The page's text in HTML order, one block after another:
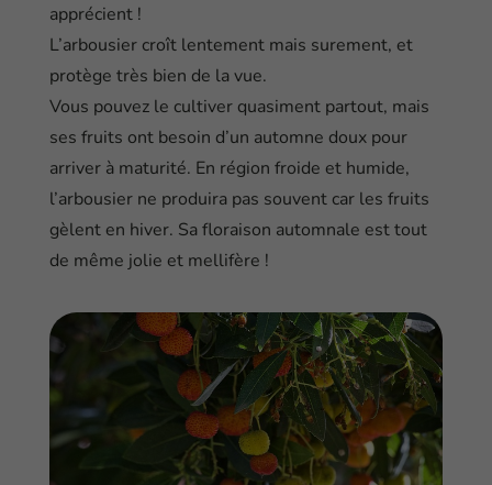
apprécient !
L’arbousier croît lentement mais surement, et
protège très bien de la vue.
Vous pouvez le cultiver quasiment partout, mais
ses fruits ont besoin d’un automne doux pour
arriver à maturité. En région froide et humide,
l’arbousier ne produira pas souvent car les fruits
gèlent en hiver. Sa floraison automnale est tout
de même jolie et mellifère !